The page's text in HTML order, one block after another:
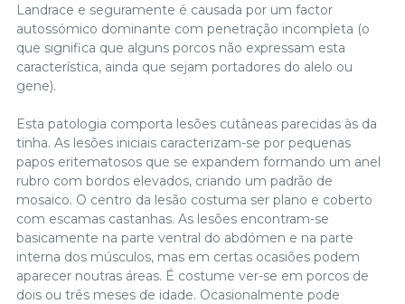
Landrace e seguramente é causada por um factor
autossómico dominante com penetração incompleta (o
que significa que alguns porcos não expressam esta
característica, ainda que sejam portadores do alelo ou
gene).
Esta patologia comporta lesões cutâneas parecidas às da
tinha. As lesões iniciais caracterizam-se por pequenas
papos eritematosos que se expandem formando um anel
rubro com bordos elevados, criando um padrão de
mosaico. O centro da lesão costuma ser plano e coberto
com escamas castanhas. As lesões encontram-se
basicamente na parte ventral do abdómen e na parte
interna dos músculos, mas em certas ocasiões podem
aparecer noutras áreas. É costume ver-se em porcos de
dois ou três meses de idade. Ocasionalmente pode